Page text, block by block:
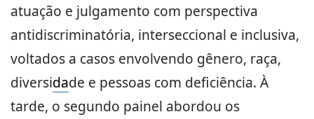
atuação e julgamento com perspectiva
antidiscriminatória, interseccional e inclusiva,
voltados a casos envolvendo gênero, raça,
diversidade e pessoas com deficiência. À
tarde, o segundo painel abordou os